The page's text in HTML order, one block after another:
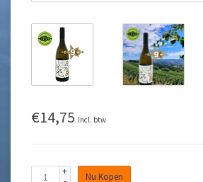
€14,75 Incl. btw
+
Nu Kopen